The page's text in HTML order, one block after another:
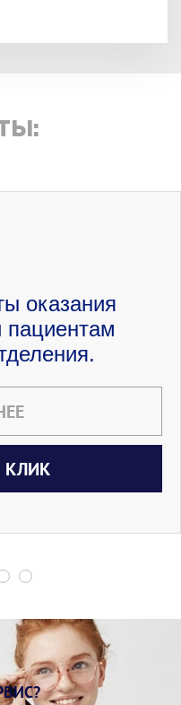
оказания
пациентам
КЛИК